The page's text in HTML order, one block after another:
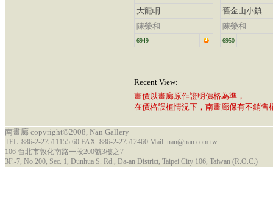
大龍峒
陳榮和
6949
舊金山小鎮
陳榮和
6950
Recent View:
畫價以畫廊原作證明價格為準，
在價格誤植情況下，南畫廊保有不銷售
南畫廊 copyright©2008, Nan Gallery
TEL: 886-2-27511155 60 FAX: 886-2-27512460 Mail: nan@nan.com.tw
106 台北市敦化南路一段200號3樓之7
3F.-7, No.200, Sec. 1, Dunhua S. Rd., Da-an District, Taipei City 106, Taiwan (R.O.C.)